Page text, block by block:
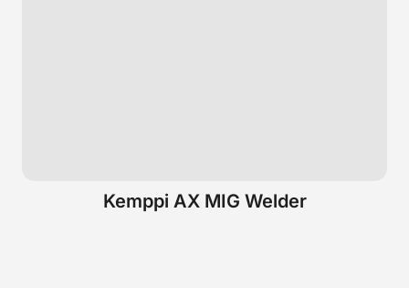
Kemppi AX MIG Welder